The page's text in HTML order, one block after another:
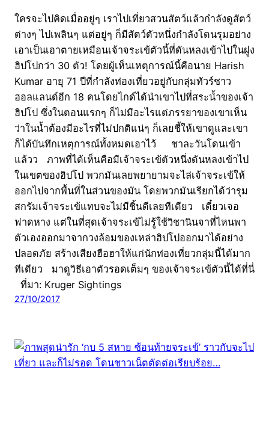
ใครจะไปคิดเมื่ออยู่ๆ เราไปเที่ยวสวนสัตว์แล้วกำลังดูสัตว์
ต่างๆ ไปเพลินๆ แต่อยู่ๆ ก็มีสัตว์ตัวหนึ่งกำลังโดนรุมอย่าง
เอาเป็นเอาตายเหมือนเจ้าจระเข้ตัวนี้ที่ดันหลงเข้าไปในฝูง
ฮิปโปกว่า 30 ตัว! โดยผู้เห็นเหตุการณ์นี้คือนาย Harish
Kumar อายุ 71 ปีที่กำลังท่องเที่ยวอยู่กับกลุ่มทัวร์ชาว
ฮอลแลนด์อีก 18 คนโดยไกด์ได้นำเขาไปที่สระน้ำของเจ้า
ฮิปโป ซึ่งในตอนแรกๆ ก็ไม่มีอะไรแต่ภรรยาของเขาเห็น
ว่าในน้ำต้องมีอะไรที่ไม่ปกติแน่ๆ ก็เลยชี้ให้เขาดูและเขา
ก็ได้บันทึกเหตุการณ์ทั้งหมดเอาไว้ ชาละวันโดนเข้า
แล้วว ภาพที่ได้เห็นคือมีเจ้าจระเข้ตัวหนึ่งดันหลงเข้าไป
ในเขตของฮิปโป พวกมันเลยพยายามจะไล่เจ้าจระเข้ให้
ออกไปจากพื้นที่ในส่วนของมัน โดยพวกมันเรียกได้ว่ารุม
สกรัมเจ้าจระเข้แทบจะไม่มีชิ้นดีเลยทีเดียว เดี๋ยวเจอ
ฟาดหาง แต่ในที่สุดเจ้าจระเข้ไม่รู้ใช้วิชานินจาที่ไหนพา
ตัวเองออกมาจากวงล้อมของเหล่าฮิปโปออกมาได้อย่าง
ปลอดภัย สร้างเสียงฮือฮาให้แก่นักท่องเที่ยวกลุ่มนี้ได้มาก
ทีเดียว มาดูวิธีเอาตัวรอดเต็มๆ ของเจ้าจระเข้ตัวนี้ได้ที่นี่
ที่มา: Kruger Sightings
27/10/2017